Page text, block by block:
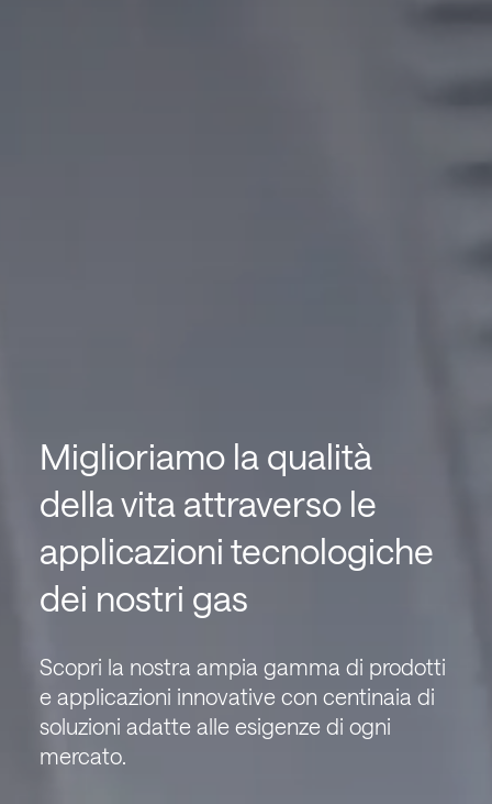
Miglioriamo la qualità
della vita attraverso le
applicazioni tecnologiche
dei nostri gas
Scopri la nostra ampia gamma di prodotti
e applicazioni innovative con centinaia di
soluzioni adatte alle esigenze di ogni
mercato.